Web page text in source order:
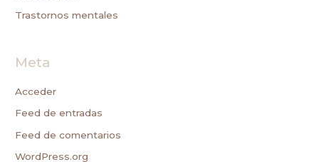
Trastornos mentales
Meta
Acceder
Feed de entradas
Feed de comentarios
WordPress.org